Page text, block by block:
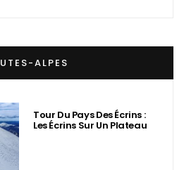
ALPES
Tour Du Pays Des Écrins :
Les Écrins Sur Un Plateau